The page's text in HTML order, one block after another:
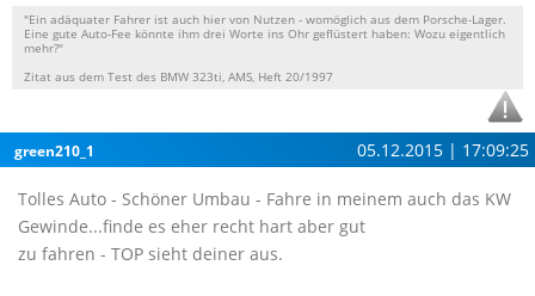
"Ein adäquater Fahrer ist auch hier von Nutzen - womöglich aus dem Porsche-Lager.
Eine gute Auto-Fee könnte ihm drei Worte ins Ohr geflüstert haben: Wozu eigentlich
mehr?"
Zitat aus dem Test des BMW 323ti, AMS, Heft 20/1997
green210_1 05.12.2015 | 17:09:25
Tolles Auto - Schöner Umbau - Fahre in meinem auch das KW
Gewinde...finde es eher recht hart aber gut
zu fahren - TOP sieht deiner aus.